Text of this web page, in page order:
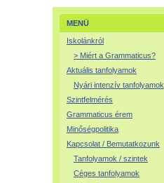
MENÜ
Iskolánkról
> Miért a Grammaticus?
Aktuális tanfolyamok
Nyári intenzív tanfolyamok
Szintfelmérés
Grammaticus érem
Minőségpolitika
Kapcsolat / Bemutatkozunk
Tanfolyamok / szintek
Céges tanfolyamok